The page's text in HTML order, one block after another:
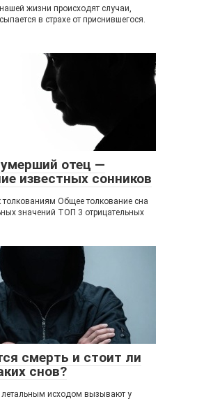
жизни происходят случаи,
в страхе от приснившегося.
отец —
известных сонников
толкованиям Общее толкование сна
значений ТОП 3 отрицательных
смерть и стоит ли
снов?
исходом вызывают у